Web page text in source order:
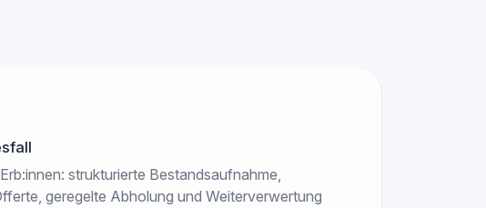
strukturierte Bestandsaufnahme,
geregelte Abholung und Weiterverwertung